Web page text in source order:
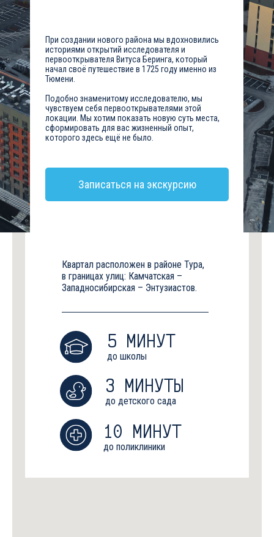
мы вдохновились историями открытий
исследователя
и первооткрывателя Витуса Беринга, который
начал своё путешествие
в 1725 году именно из Тюмени.
Подобно знаменитому исследователю, мы
чувствуем себя первооткрывателями этой
локации. Мы хотим показать новую суть
места, сформировать для вас жизненный
до школы
Квартал расположен в районе Тура,
в границах улиц: Камчатская –
Западносибирская – Энтузиастов.
5 МИНУТ
до детского сада
3 МИНУТЫ
до поликлиники
10 МИНУТ
При создании нового района мы вдохновились
историями открытий исследователя и
первооткрывателя Витуса Беринга, который
начал своё путешествие в 1725 году именно из
Тюмени.
Подобно знаменитому исследователю, мы
чувствуем себя первооткрывателями этой
локации. Мы хотим показать новую суть места,
сформировать для вас жизненный опыт,
которого здесь ещё не было.
Записаться на экскурсию